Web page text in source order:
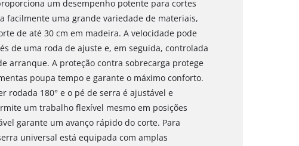
um desempenho potente para cortes
facilmente uma grande variedade de materiais,
de até 30 cm em madeira. A velocidade pode
de uma roda de ajuste e, em seguida, controlada
arranque. A proteção contra sobrecarga protege
poupa tempo e garante o máximo conforto.
rodada 180° e o pé de serra é ajustável e
um trabalho flexível mesmo em posições
garante um avanço rápido do corte. Para
universal está equipada com amplas